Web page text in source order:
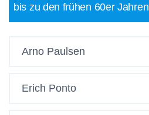
bis zu den frühen 60er Jahren
Arno Paulsen
Erich Ponto